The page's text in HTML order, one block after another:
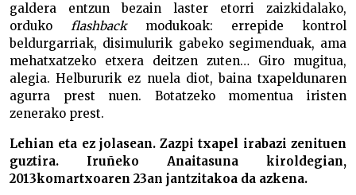
galdera entzun bezain laster etorri zaizkidalako,
orduko flashbackmodukoak: errepide kontrol
beldurgarriak, disimulurik gabeko segimenduak, ama
mehatxatzeko etxera deitzen zuten… Giro mugitua,
alegia. Helbururik ez nuela diot, baina txapeldunaren
agurra prest nuen. Botatzeko momentua iristen
zenerako prest.
Lehian eta ez jolasean. Zazpi txapel irabazi zenituen
guztira. Iruñeko Anaitasuna kiroldegian,
2013komartxoaren 23an jantzitakoa da azkena.